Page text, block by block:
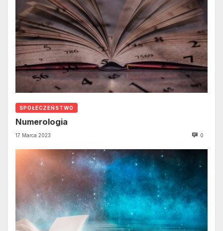
SPOŁECZEŃSTWO
Numerologia
17 Marca 2023 0